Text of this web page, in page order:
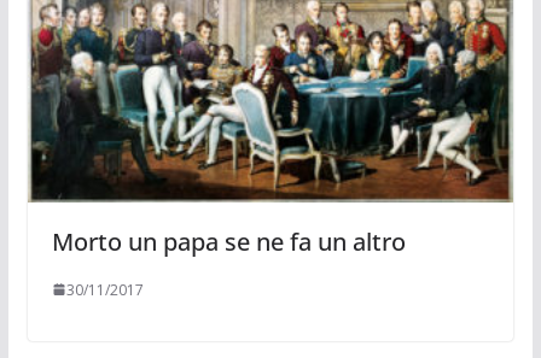
Morto un papa se ne fa un altro
30/11/2017